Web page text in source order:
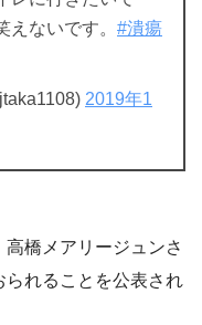
ないです。 #潰瘍
2019年1
橋メアリージュンさ
られることを公表され